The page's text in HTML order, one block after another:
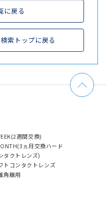
に戻る
索トップに戻る
週間交換)
ヵ月交換ハード
タクトレンズ)
トコンタクトレンズ
角膜用